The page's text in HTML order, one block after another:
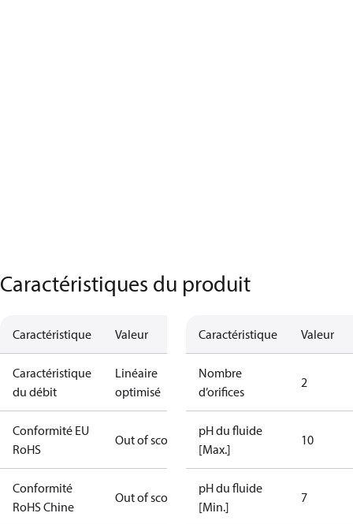
Caractéristiques du produit
Caractéristique Valeur
Caractéristique
du débit
Linéaire
optimisé
Conformité EU
RoHS
Out of scope
Conformité
RoHS Chine
Out of scope
Caractéristique Valeur
Nombre
d’orifices
2
pH du fluide
[Max.]
10
pH du fluide
[Min.]
7